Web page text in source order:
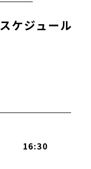
スケジュール
16:30